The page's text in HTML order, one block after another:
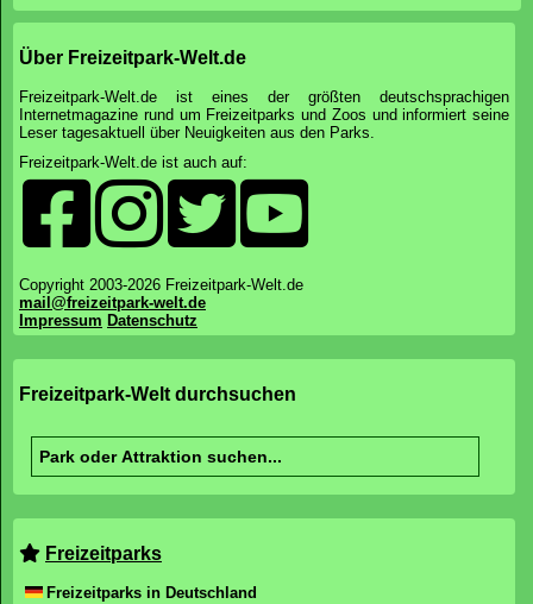
Über Freizeitpark-Welt.de
Freizeitpark-Welt.de ist eines der größten deutschsprachigen
Internetmagazine rund um Freizeitparks und Zoos und informiert seine
Leser tagesaktuell über Neuigkeiten aus den Parks.
Freizeitpark-Welt.de ist auch auf:
Copyright 2003-2026 Freizeitpark-Welt.de
mail@freizeitpark-welt.de
Impressum Datenschutz
Freizeitpark-Welt durchsuchen
Freizeitparks
Freizeitparks in Deutschland